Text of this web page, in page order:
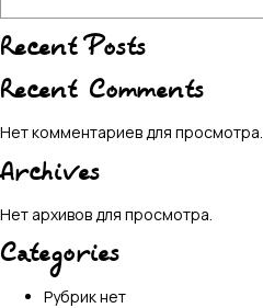
Recent Posts
Recent Comments
Нет комментариев для просмотра.
Archives
Нет архивов для просмотра.
Categories
Рубрик нет